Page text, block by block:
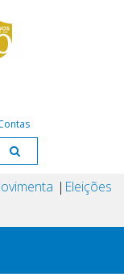
Eleições